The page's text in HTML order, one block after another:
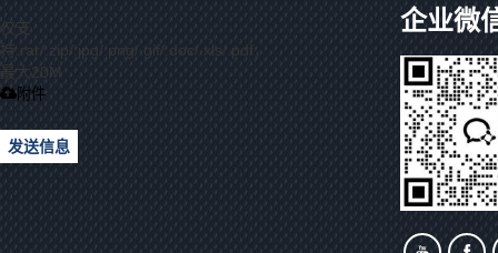
仅支
持.rar/.zip/.jpg/.png/.gif/.doc/.xls/.pdf，
最大20M
附件
发送信息
企业微